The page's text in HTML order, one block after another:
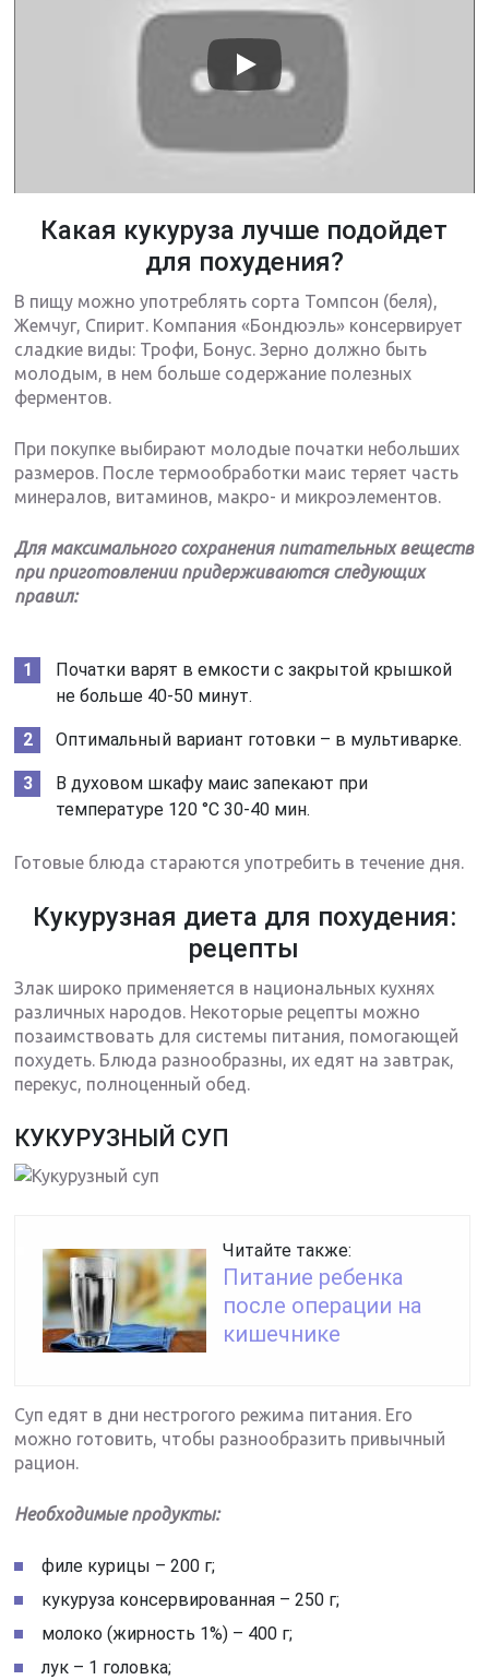
Какая кукуруза лучше подойдет
для похудения?
В пищу можно употреблять сорта Томпсон (беля),
Жемчуг, Спирит. Компания «Бондюэль» консервирует
сладкие виды: Трофи, Бонус. Зерно должно быть
молодым, в нем больше содержание полезных
ферментов.
При покупке выбирают молодые початки небольших
размеров. После термообработки маис теряет часть
минералов, витаминов, макро- и микроэлементов.
Для максимального сохранения питательных веществ
при приготовлении придерживаются следующих
правил:
Початки варят в емкости с закрытой крышкой
не больше 40-50 минут.
Оптимальный вариант готовки – в мультиварке.
В духовом шкафу маис запекают при
температуре 120 °С 30-40 мин.
Готовые блюда стараются употребить в течение дня.
Кукурузная диета для похудения:
рецепты
Злак широко применяется в национальных кухнях
различных народов. Некоторые рецепты можно
позаимствовать для системы питания, помогающей
похудеть. Блюда разнообразны, их едят на завтрак,
перекус, полноценный обед.
КУКУРУЗНЫЙ СУП
Читайте также:
Питание ребенка
после операции на
кишечнике
Суп едят в дни нестрогого режима питания. Его
можно готовить, чтобы разнообразить привычный
рацион.
Необходимые продукты:
филе курицы – 200 г;
кукуруза консервированная – 250 г;
молоко (жирность 1%) – 400 г;
лук – 1 головка;